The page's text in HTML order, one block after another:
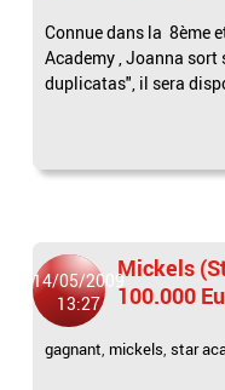
Connue dans la 8ème
Academy , Joanna sort
duplicatas", il sera
14/05/2009
13:27
Mickels
100.000
gagnant, mickels,star